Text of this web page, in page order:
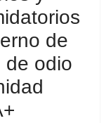
de
de odio